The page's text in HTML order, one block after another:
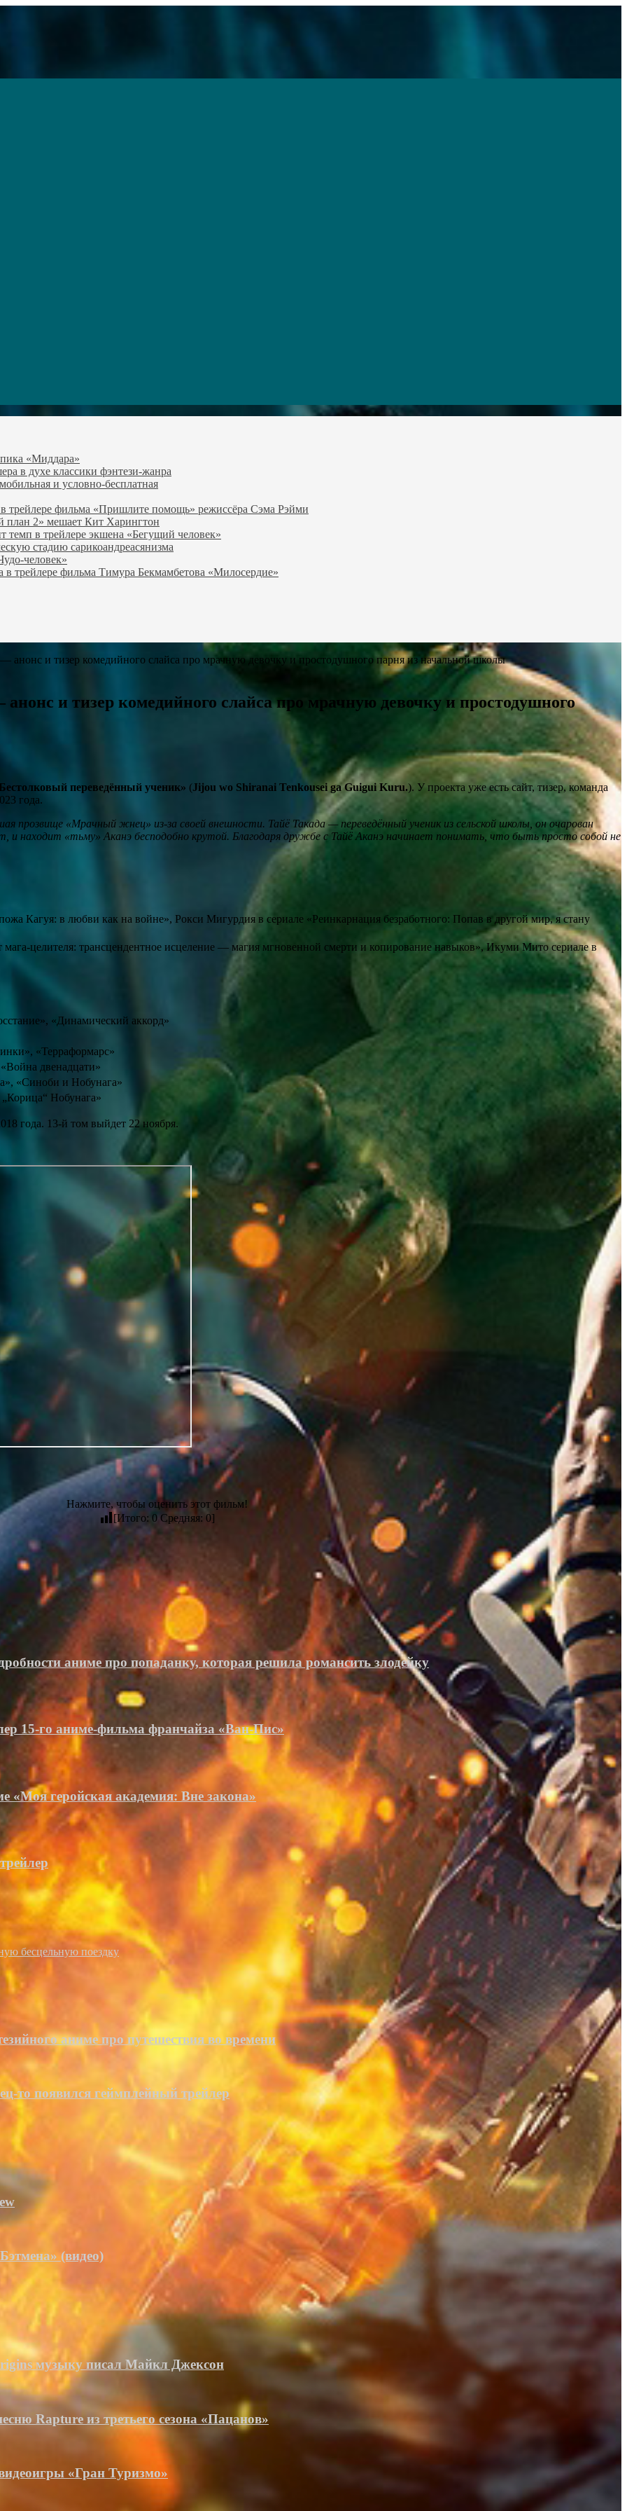
«Миддара»
в духе классики фэнтези-жанра
и условно-бесплатная
трейлере фильма «Пришлите помощь» режиссёра Сэма Рэйми
план 2» мешает Кит Харингтон
в трейлере экшена «Бегущий человек»
стадию сарикоандреасянизма
человек»
трейлере фильма Тимура Бекмамбетова «Милосердие»
анонс и тизер комедийного слайса про мрачную девочку и простодушного парня из начальной школы
и тизер комедийного слайса про мрачную девочку и простодушного
переведённый ученик» (Jijou wo Shiranai Tenkousei ga Guigui Kuru.). У проекта уже есть сайт, тизер, команда
года.
прозвище «Мрачный жнец» из-за своей внешности. Тайё Такада — переведённый ученик из сельской школы, он очарован
и находит «тьму» Аканэ бесподобно крутой. Благодаря дружбе с Тайё Аканэ начинает понимать, что быть просто собой не
Кагуя: в любви как на войне», Рокси Мигурдия в сериале «Реинкарнация безработного: Попав в другой мир, я стану
мага-целителя: трансцендентное исцеление — магия мгновенной смерти и копирование навыков», Икуми Мито сериале в
«Динамический аккорд»
«Терраформарс»
двенадцати»
«Синоби и Нобунага»
Нобунага»
года. 13-й том выйдет 22 ноября.
Нажмите, чтобы оценить этот фильм!
[Итого: 0Средняя: 0]
аниме про попаданку, которая решила романсить злодейку
15-го аниме-фильма франчайза «Ван-Пис»
«Моя геройская академия: Вне закона»
бесцельную поездку
аниме про путешествия во времени
то появился геймплейный трейлер
(видео)
музыку писал Майкл Джексон
Rapture из третьего сезона «Пацанов»
«Гран Туризмо»